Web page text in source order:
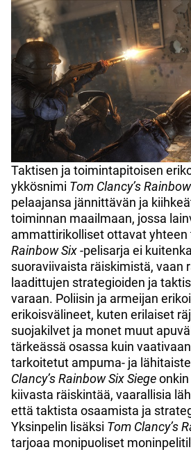
Taktisen ja toimintapitoisen
ykkösnimi Tom Clancy’s
pelaajansa jännittävän ja
toiminnan maailmaan, jossa
ammattirikolliset ottavat yhteen
Rainbow Six-pelisarja ei
suoraviivaista räiskimistä, vaan
laadittujen strategioiden ja
varaan. Poliisin ja armeijan
erikoisvälineet, kuten erilaiset
suojakilvet ja monet muut
tärkeässä osassa kuin
tarkoitetut ampuma- ja
Clancy’s Rainbow Six Siege
kiivasta räiskintää, vaarallisia
että taktista osaamista ja
Yksinpelin lisäksi Tom Clancy’s
tarjoaa monipuoliset